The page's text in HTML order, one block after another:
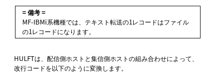
= 備考 =
MF-IBMi系機種では、テキスト転送の1レコードはファイル
の1レコードになります。
HULFTは、配信側ホストと集信側ホストの組み合わせによって、
改行コードを以下のように変換します。